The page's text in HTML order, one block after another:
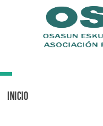
Toggle
Inicio